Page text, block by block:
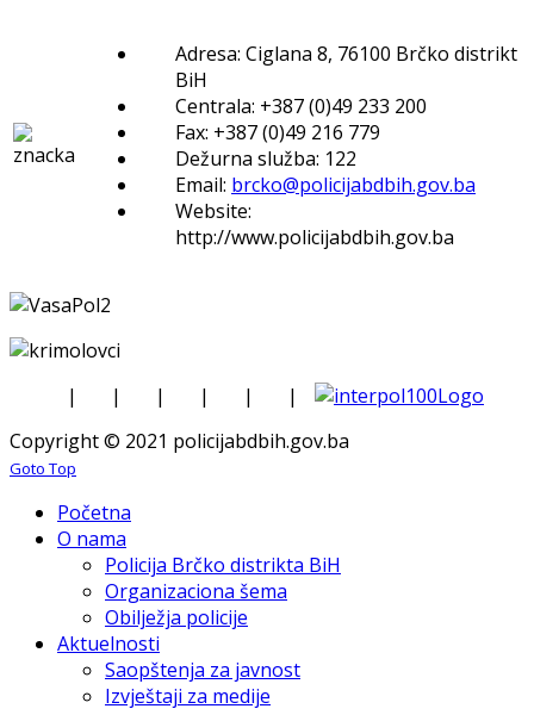
Adresa: Ciglana 8, 76100 Brčko distrikt
BiH
Centrala: +387 (0)49 233 200
Fax: +387 (0)49 216 779
Dežurna služba: 122
Email: brcko@policijabdbih.gov.ba
Website:
http://www.policijabdbih.gov.ba
| | | | |
|
Copyright © 2021 policijabdbih.gov.ba
Goto Top
Početna
O nama
Policija Brčko distrikta BiH
Organizaciona šema
Obilježja policije
Aktuelnosti
Saopštenja za javnost
Izvještaji za medije